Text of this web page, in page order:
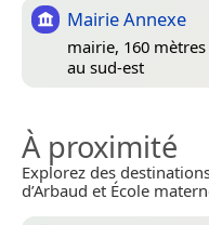
Mairie Annexe
mairie, 160 mètres
au sud-est
À proximité
Explorez des
d’Arbaud et École